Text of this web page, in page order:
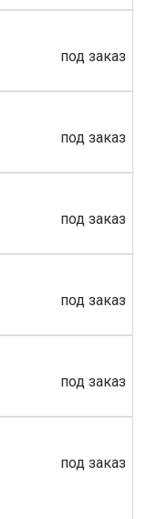
под заказ
под заказ
под заказ
под заказ
под заказ
под заказ